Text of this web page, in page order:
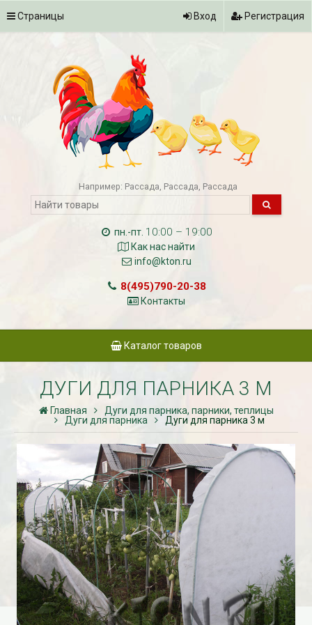
Страницы Вход Регистрация
Например: Рассада Рассада Рассада
пн.-пт. 10:00 – 19:00
Как нас найти
info@kton.ru
8(495)790-20-38
Контакты
Каталог товаров
ДУГИ ДЛЯ ПАРНИКА 3 М
Главная
Дуги для парника, парники, теплицы
Дуги для парника
Дуги для парника 3 м